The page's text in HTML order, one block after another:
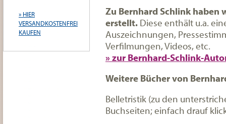
Zu Bernhard Schlink haben
erstellt. Diese enthält u.a.
Auszeichnungen,
Verfilmungen, Videos, etc.
» zur Bernhard-Schlink-
Weitere Bücher von
Belletristik (zu den
Buchseiten; einfach drauf
» HIER
VERSANDKOSTENFREI
KAUFEN